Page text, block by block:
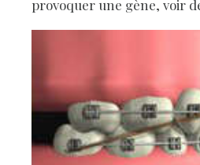
provoquer une gène, voir